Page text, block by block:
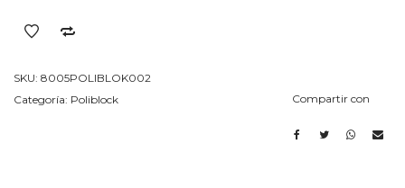
Tipo
cantidad
SKU: 8005POLIBLOK002
Categoría: Poliblock Compartir con